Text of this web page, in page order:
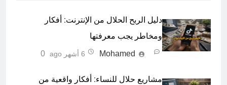
دليل الربح الحلال من الإنترنت: أفكار
ومخاطر يجب معرفتها
Mohamed 6 أشهر ago 0
مشاريع حلال للنساء: أفكار واقعية من